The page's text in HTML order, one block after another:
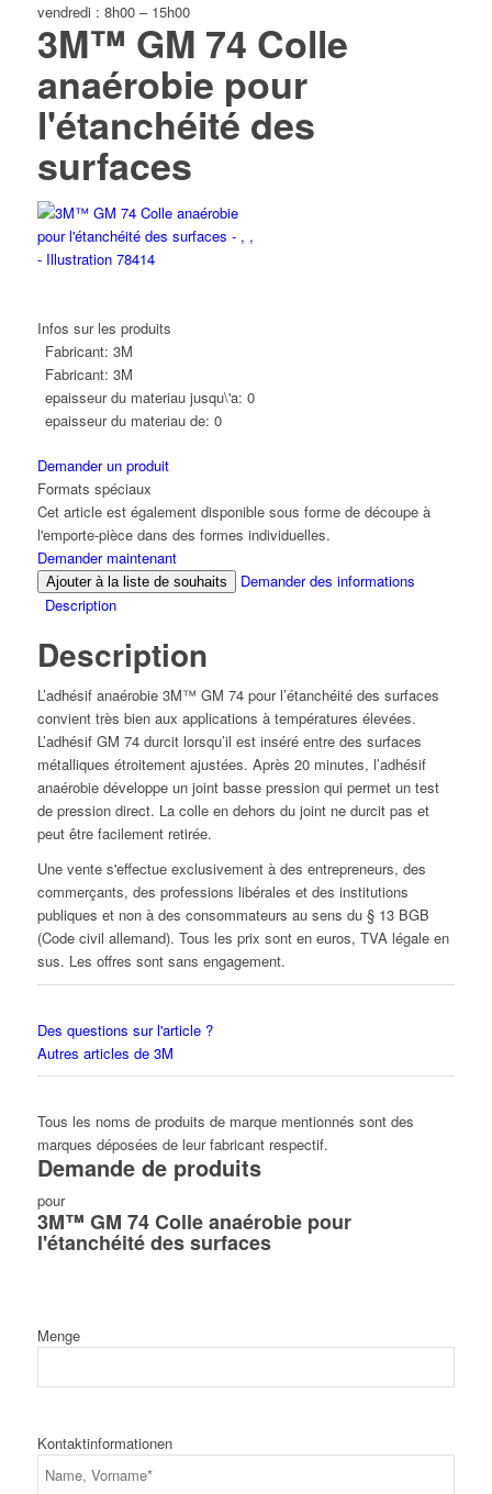
vendredi : 8h00 – 15h00
3M™ GM 74 Colle
anaérobie pour
l'étanchéité des
surfaces
Infos sur les produits
Fabricant: 3M
Fabricant: 3M
epaisseur du materiau jusqu\'a: 0
epaisseur du materiau de: 0
Demander un produit
Formats spéciaux
Cet article est également disponible sous forme de découpe à
l'emporte-pièce dans des formes individuelles.
Demander maintenant
Ajouter à la liste de souhaits
Demander des informations
Description
Description
L’adhésif anaérobie 3M™ GM 74 pour l’étanchéité des surfaces
convient très bien aux applications à températures élevées.
L’adhésif GM 74 durcit lorsqu’il est inséré entre des surfaces
métalliques étroitement ajustées. Après 20 minutes, l’adhésif
anaérobie développe un joint basse pression qui permet un test
de pression direct. La colle en dehors du joint ne durcit pas et
peut être facilement retirée.
Une vente s'effectue exclusivement à des entrepreneurs, des
commerçants, des professions libérales et des institutions
publiques et non à des consommateurs au sens du § 13 BGB
(Code civil allemand). Tous les prix sont en euros, TVA légale en
sus. Les offres sont sans engagement.
Des questions sur l'article ?
Autres articles de 3M
Tous les noms de produits de marque mentionnés sont des
marques déposées de leur fabricant respectif.
Demande de produits
pour
3M™ GM 74 Colle anaérobie pour
l'étanchéité des surfaces
Menge
Kontaktinformationen